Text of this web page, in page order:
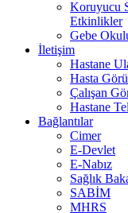
Koruyucu
Etkinlikler
Gebe
İletişim
Hastane
Hasta
Çalışan
Hastane
Bağlantılar
Cimer
E-Devlet
E-Nabız
Sağlık
SABİM
MHRS